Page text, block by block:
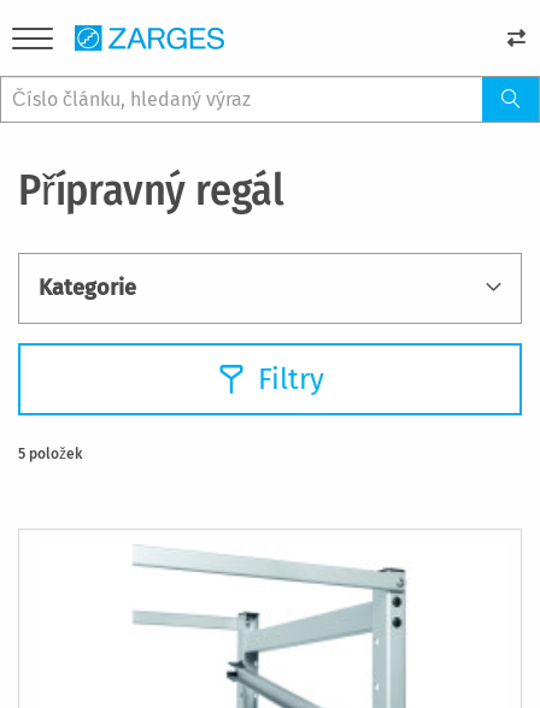
Přípravný regál
Filtry
5 položek
Kategorie